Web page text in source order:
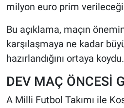
milyon euro prim
Bu açıklama, maçın
karşılaşmaya ne kadar
hazırlandığını ortaya koydu.
DEV MAÇ ÖNCESİ
A Milli Futbol Takımı ile